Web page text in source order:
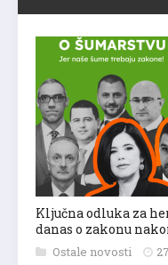
Ključna odluka za
danas o zakonu
Ostale novosti